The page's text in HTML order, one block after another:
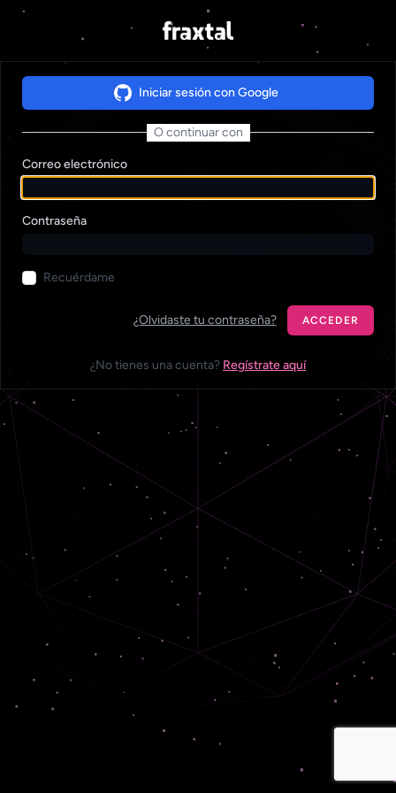
Iniciar sesión con Google
O continuar con
Correo electrónico
Contraseña
Recuérdame
¿Olvidaste tu contraseña? ACCEDER
¿No tienes una cuenta? Regístrate aquí